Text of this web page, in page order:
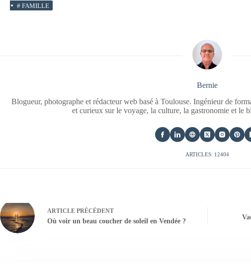
# FAMILLE
Bernie
Blogueur, photographe et rédacteur web basé à Toulouse. Ingénieur de
et curieux sur le voyage, la culture, la gastronomie et le
ARTICLES: 12404
ARTICLE PRÉCÉDENT
Où voir un beau coucher de soleil en Vendée ?